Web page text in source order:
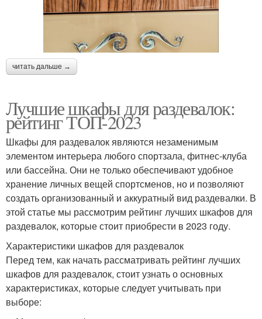
читать дальше →
Лучшие шкафы для раздевалок:
рейтинг ТОП-2023
Шкафы для раздевалок являются незаменимым
элементом интерьера любого спортзала, фитнес-клуба
или бассейна. Они не только обеспечивают удобное
хранение личных вещей спортсменов, но и позволяют
создать организованный и аккуратный вид раздевалки. В
этой статье мы рассмотрим рейтинг лучших шкафов для
раздевалок, которые стоит приобрести в 2023 году.
Характеристики шкафов для раздевалок
Перед тем, как начать рассматривать рейтинг лучших
шкафов для раздевалок, стоит узнать о основных
характеристиках, которые следует учитывать при
выборе: